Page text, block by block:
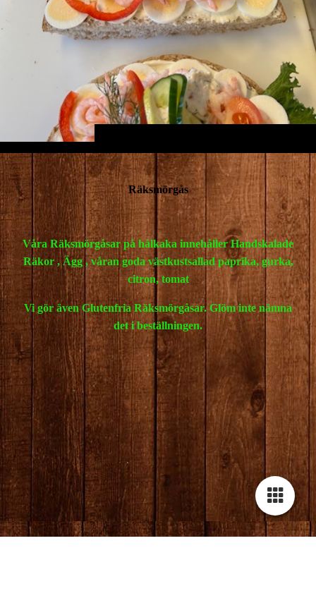
Räksmörgås
Våra Räksmörgåsar på hålkaka innehåller Handskalade
Räkor , Ägg , våran goda västkustsallad paprika, gurka,
citron, tomat
Vi gör även Glutenfria Räksmörgåsar. Glöm inte nämna
det i beställningen.